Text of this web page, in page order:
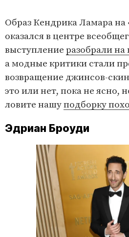
Образ Кендрика Ламара на
оказался в центре
выступление разобрали
а модные критики стали
возвращение джинсов-
это или нет, пока не ясно,
ловите нашуподборку
Эдриан Броуди